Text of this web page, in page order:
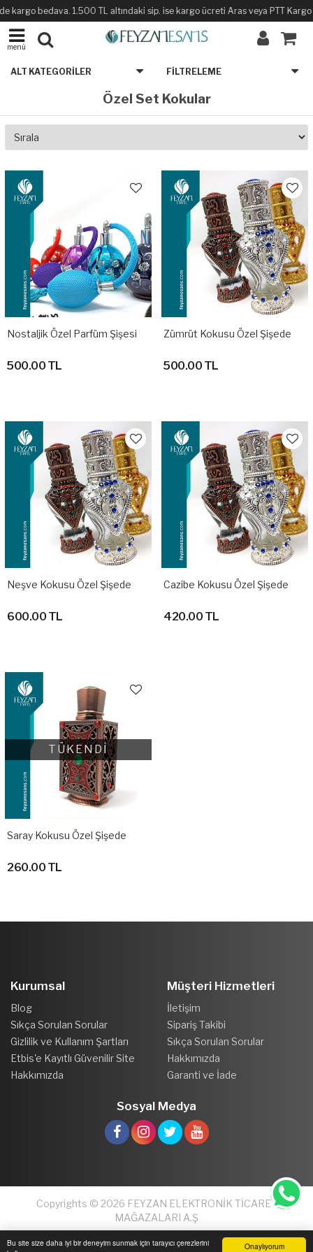
Onaylıyorum
Bu site size daha iyi bir deneyim sunmak için tarayıcı çerezlerini
kargo bedava. 1.500 TL altındaki sip. ise kargo ücreti Aras veya PTT
menü
ALT KATEGORILER FILTRELEME
Özel Set Kokular
Nostaljik Özel Parfüm Şişesi
500.00 TL
Zümrüt Kokusu Özel Şişede
500.00 TL
Neşve Kokusu Özel Şişede
600.00 TL
Cazibe Kokusu Özel Şişede
420.00 TL
TÜKENDİ
Saray Kokusu Özel Şişede
260.00 TL
Kurumsal
Blog
Sıkça Sorulan Sorular
Gizlilik ve Kullanım Şartları
Etbis'e Kayıtlı Güvenilir Site
Hakkımızda
Müşteri Hizmetleri
İletişim
Sipariş Takibi
Sıkça Sorulan Sorular
Hakkımızda
Garanti ve İade
Sosyal Medya
Copyrights © 2026 FEYZAN ELEKTRONİK TİCARET
MAĞAZALARI A.Ş